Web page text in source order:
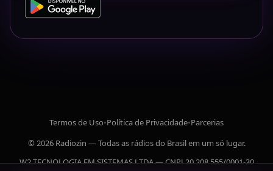
Termos de Uso•Política de Privacidade•Parcerias
© 2026 Radiozin — Todas as rádios do Brasil em um só lugar.
W2 TECNOLOGIA EM SISTEMAS LTDA — CNPJ 20.208.555/0001-30